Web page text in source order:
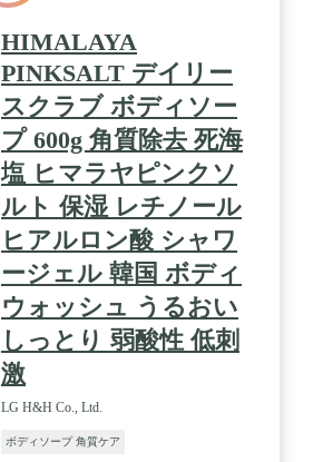
HIMALAYA
PINKSALT デイリー
スクラブ ボディソー
プ 600g 角質除去 死海
塩 ヒマラヤピンクソ
ルト 保湿 レチノール
ヒアルロン酸 シャワ
ージェル 韓国 ボディ
ウォッシュ うるおい
しっとり 弱酸性 低刺
激
LG H&H Co., Ltd.
ボディソープ 角質ケア